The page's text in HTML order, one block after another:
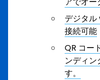
デジタ
接続可能
QR コー
ンディン
す。